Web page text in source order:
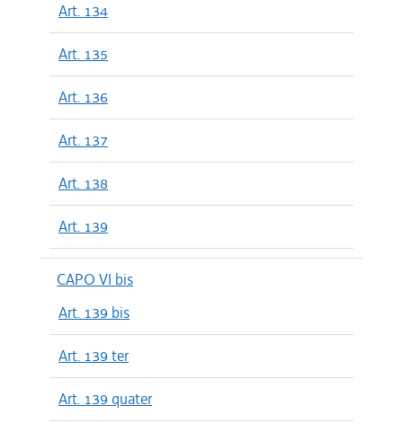
Art. 134
Art. 135
Art. 136
Art. 137
Art. 138
Art. 139
CAPO VI bis
Art. 139 bis
Art. 139 ter
Art. 139 quater